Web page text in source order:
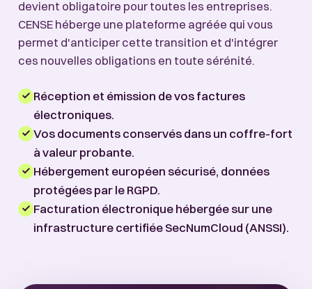
devient obligatoire pour toutes les entreprises.
CENSE héberge une plateforme agréée qui vous
permet d'anticiper cette transition et d'intégrer
ces nouvelles obligations en toute sérénité.
Réception et émission de vos factures
électroniques.
Vos documents conservés dans un coffre-fort
à valeur probante.
Hébergement européen sécurisé, données
protégées par le RGPD.
Facturation électronique hébergée sur une
infrastructure certifiée SecNumCloud (ANSSI).